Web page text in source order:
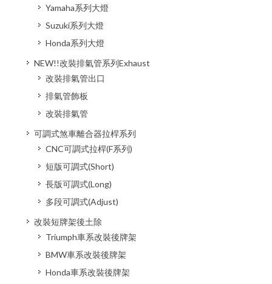
Yamaha系列大燈
Suzuki系列大燈
Honda系列大燈
NEW!!改裝排氣管系列Exhaust
改裝排氣管出口
排氣管飾板
改裝排氣管
可調式煞車離合器拉桿系列
CNC可調式拉桿(F系列)
短版可調式(Short)
長版可調式(Long)
多段可調式(Adjust)
改裝短牌架後土除
Triumph車系改裝後牌架
BMW車系改裝後牌架
Honda車系改裝後牌架